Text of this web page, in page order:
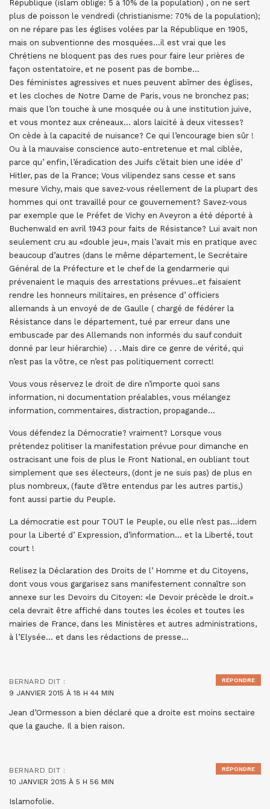
République (islam oblige: 5 à 10% de la population) , on ne sert
plus de poisson le vendredi (christianisme: 70% de la population);
on ne répare pas les églises volées par la République en 1905,
mais on subventionne des mosquées…il est vrai que les
Chrétiens ne bloquent pas des rues pour faire leur prières de
façon ostentatoire, et ne posent pas de bombe…
Des féministes agressives et nues peuvent abîmer des églises,
et les cloches de Notre Dame de Paris, vous ne bronchez pas;
mais que l’on touche à une mosquée ou à une institution juive,
et vous montez aux créneaux… alors laïcité à deux vitesses?
On cède à la capacité de nuisance? Ce qui l’encourage bien sûr !
Ou à la mauvaise conscience auto-entretenue et mal ciblée,
parce qu’ enfin, l’éradication des Juifs c’était bien une idée d’
Hitler, pas de la France; Vous vilipendez sans cesse et sans
mesure Vichy, mais que savez-vous réellement de la plupart des
hommes qui ont travaillé pour ce gouvernement? Savez-vous
par exemple que le Préfet de Vichy en Aveyron a été déporté à
Buchenwald en avril 1943 pour faits de Résistance? Lui avait non
seulement cru au «double jeu», mais l’avait mis en pratique avec
beaucoup d’autres (dans le même département, le Secrétaire
Général de la Préfecture et le chef de la gendarmerie qui
prévenaient le maquis des arrestations prévues..et faisaient
rendre les honneurs militaires, en présence d’ officiers
allemands à un envoyé de de Gaulle ( chargé de fédérer la
Résistance dans le département, tué par erreur dans une
embuscade par des Allemands non informés du sauf conduit
donné par leur hiérarchie) . . .Mais dire ce genre de vérité, qui
n’est pas la vôtre, ce n’est pas politiquement correct!
Vous vous réservez le droit de dire n’importe quoi sans
information, ni documentation préalables, vous mélangez
information, commentaires, distraction, propagande…
Vous défendez la Démocratie? vraiment? Lorsque vous
prétendez politiser la manifestation prévue pour dimanche en
ostracisant une fois de plus le Front National, en oubliant tout
simplement que ses électeurs, (dont je ne suis pas) de plus en
plus nombreux, (faute d’être entendus par les autres partis,)
font aussi partie du Peuple.
La démocratie est pour TOUT le Peuple, ou elle n’est pas…idem
pour la Liberté d’ Expression, d’information… et la Liberté, tout
court !
Relisez la Déclaration des Droits de l’ Homme et du Citoyens,
dont vous vous gargarisez sans manifestement connaître son
annexe sur les Devoirs du Citoyen: «le Devoir précède le droit.»
cela devrait être affiché dans toutes les écoles et toutes les
mairies de France, dans les Ministères et autres administrations,
à l’Elysée… et dans les rédactions de presse…
BERNARD DIT :
9 JANVIER 2015 À 18 H 44 MIN
Jean d’Ormesson a bien déclaré que a droite est moins sectaire
que la gauche. Il a bien raison.
RÉPONDRE
BERNARD DIT :
10 JANVIER 2015 À 5 H 56 MIN
Islamofolie.
RÉPONDRE